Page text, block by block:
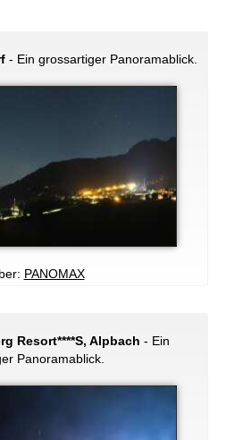
- Ein grossartiger Panoramablick.
PANOMAX
Resort****S, Alpbach - Ein
Panoramablick.